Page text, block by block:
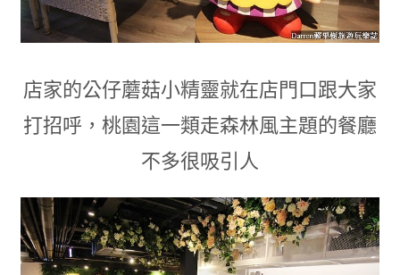
店家的公仔蘑菇小精靈就在店門口跟大家
打招呼 ， 桃園這一類走森林風主題的餐廳
不多很吸引人